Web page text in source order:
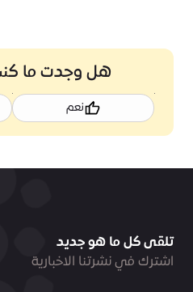
هل وجدت ما
نعم
تلقى كل ما هو جديد
اشترك في نشرتنا الاخبارية